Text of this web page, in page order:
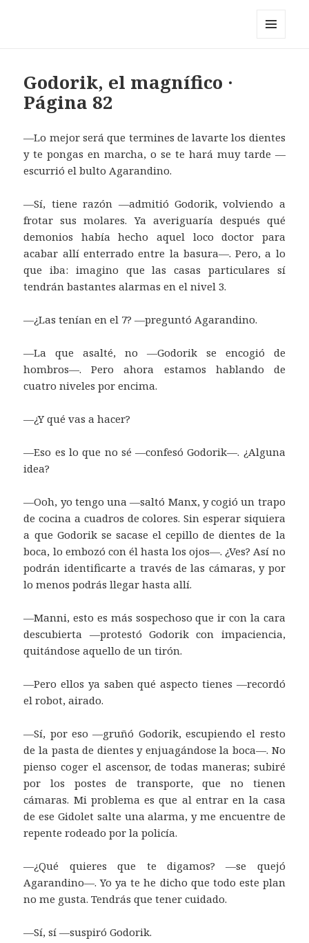
Godorik, el magnífico ·
Página 82
—Lo mejor será que termines de lavarte los dientes
y te pongas en marcha, o se te hará muy tarde —
escurrió el bulto Agarandino.
—Sí, tiene razón —admitió Godorik, volviendo a
frotar sus molares. Ya averiguaría después qué
demonios había hecho aquel loco doctor para
acabar allí enterrado entre la basura—. Pero, a lo
que iba: imagino que las casas particulares sí
tendrán bastantes alarmas en el nivel 3.
—¿Las tenían en el 7? —preguntó Agarandino.
—La que asalté, no —Godorik se encogió de
hombros—. Pero ahora estamos hablando de
cuatro niveles por encima.
—¿Y qué vas a hacer?
—Eso es lo que no sé —confesó Godorik—. ¿Alguna
idea?
—Ooh, yo tengo una —saltó Manx, y cogió un trapo
de cocina a cuadros de colores. Sin esperar siquiera
a que Godorik se sacase el cepillo de dientes de la
boca, lo embozó con él hasta los ojos—. ¿Ves? Así no
podrán identificarte a través de las cámaras, y por
lo menos podrás llegar hasta allí.
—Manni, esto es más sospechoso que ir con la cara
descubierta —protestó Godorik con impaciencia,
quitándose aquello de un tirón.
—Pero ellos ya saben qué aspecto tienes —recordó
el robot, airado.
—Sí, por eso —gruñó Godorik, escupiendo el resto
de la pasta de dientes y enjuagándose la boca—. No
pienso coger el ascensor, de todas maneras; subiré
por los postes de transporte, que no tienen
cámaras. Mi problema es que al entrar en la casa
de ese Gidolet salte una alarma, y me encuentre de
repente rodeado por la policía.
—¿Qué quieres que te digamos? —se quejó
Agarandino—. Yo ya te he dicho que todo este plan
no me gusta. Tendrás que tener cuidado.
—Sí, sí —suspiró Godorik.